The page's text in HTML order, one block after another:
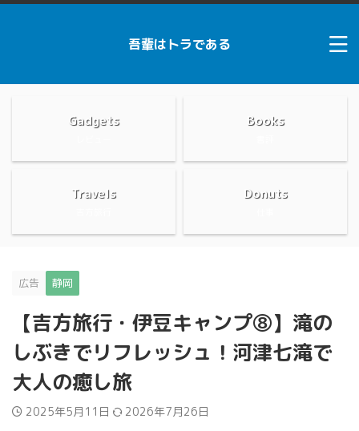
吾輩はトラである
Gadgets Books
Travels Donuts
広告 静岡
【吉方旅行・伊豆キャンプ⑧】滝の
しぶきでリフレッシュ！河津七滝で
大人の癒し旅
2025年5月11日 2026年7月26日